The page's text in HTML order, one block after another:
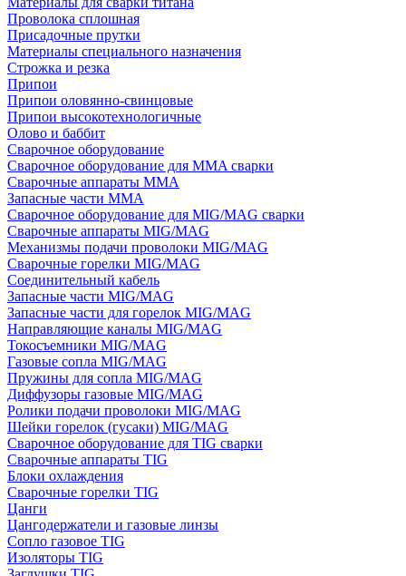
Проволока сплошная
Присадочные прутки
Материалы специального назначения
Строжка и резка
Припои
Припои оловянно-свинцовые
Припои высокотехнологичные
Олово и баббит
Сварочное оборудование
Сварочное оборудование для MMA сварки
Сварочные аппараты MMA
Запасные части MMA
Сварочное оборудование для MIG/MAG сварки
Сварочные аппараты MIG/MAG
Механизмы подачи проволоки MIG/MAG
Сварочные горелки MIG/MAG
Соединительный кабель
Запасные части MIG/MAG
Запасные части для горелок MIG/MAG
Направляющие каналы MIG/MAG
Токосъемники MIG/MAG
Газовые сопла MIG/MAG
Пружины для сопла MIG/MAG
Диффузоры газовые MIG/MAG
Ролики подачи проволоки MIG/MAG
Шейки горелок (гусаки) MIG/MAG
Сварочное оборудование для TIG сварки
Сварочные аппараты TIG
Блоки охлаждения
Сварочные горелки TIG
Цанги
Цангодержатели и газовые линзы
Сопло газовое TIG
Изоляторы TIG